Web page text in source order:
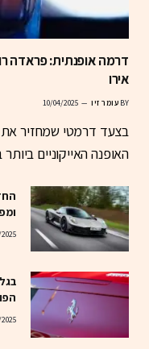
אירו
BY עומר זיו 10/04/2025
בצעד דרמטי שמחזיר
האופנה האייקוניים